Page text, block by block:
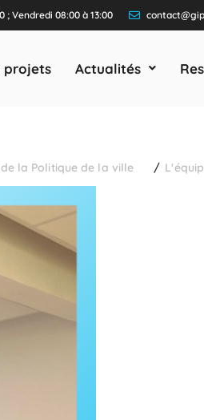
; Vendredi 08:00 à 13:00
projets Actualités
la Politique de la ville